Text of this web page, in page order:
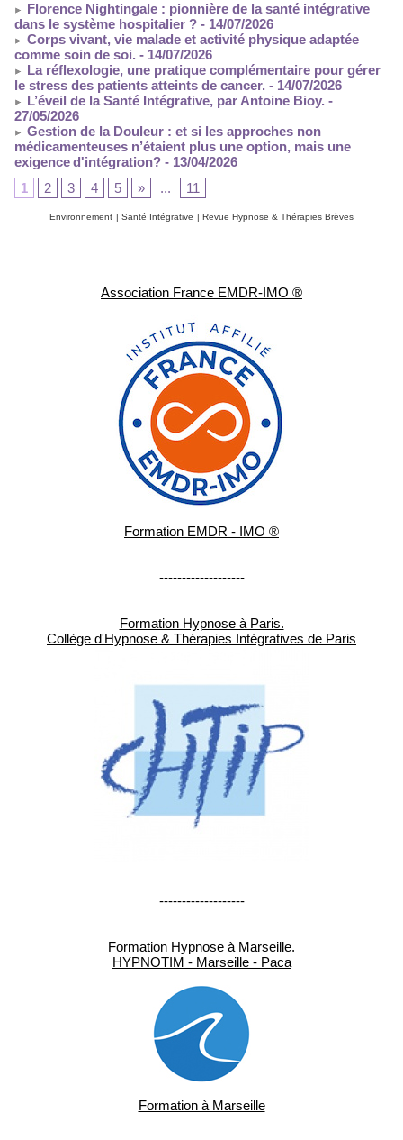
Association France EMDR-IMO ®
Formation EMDR - IMO ®
-------------------
Formation Hypnose à Paris.
Collège d'Hypnose & Thérapies Intégratives de Paris
-------------------
Formation Hypnose à Marseille.
HYPNOTIM - Marseille - Paca
Formation à Marseille
Florence Nightingale : pionnière de la santé intégrative
dans le système hospitalier ? - 14/07/2026
Corps vivant, vie malade et activité physique adaptée
comme soin de soi. - 14/07/2026
La réflexologie, une pratique complémentaire pour gérer
le stress des patients atteints de cancer. - 14/07/2026
L’éveil de la Santé Intégrative, par Antoine Bioy. -
27/05/2026
Gestion de la Douleur : et si les approches non
médicamenteuses n’étaient plus une option, mais une
exigence d'intégration? - 13/04/2026
1
2 3 4 5 » ... 11
Environnement | Santé Intégrative | Revue Hypnose & Thérapies Brèves